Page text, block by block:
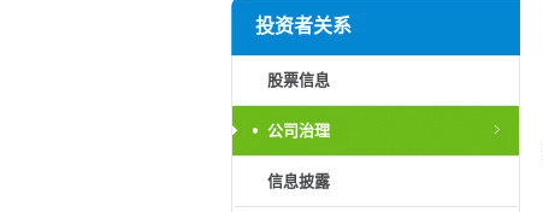
投资者关系
股票信息
公司治理
信息披露